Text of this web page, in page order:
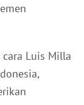
Luis Milla